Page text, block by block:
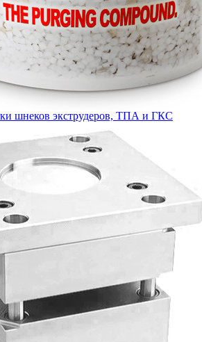
шнеков экструдеров, ТПА и ГКС